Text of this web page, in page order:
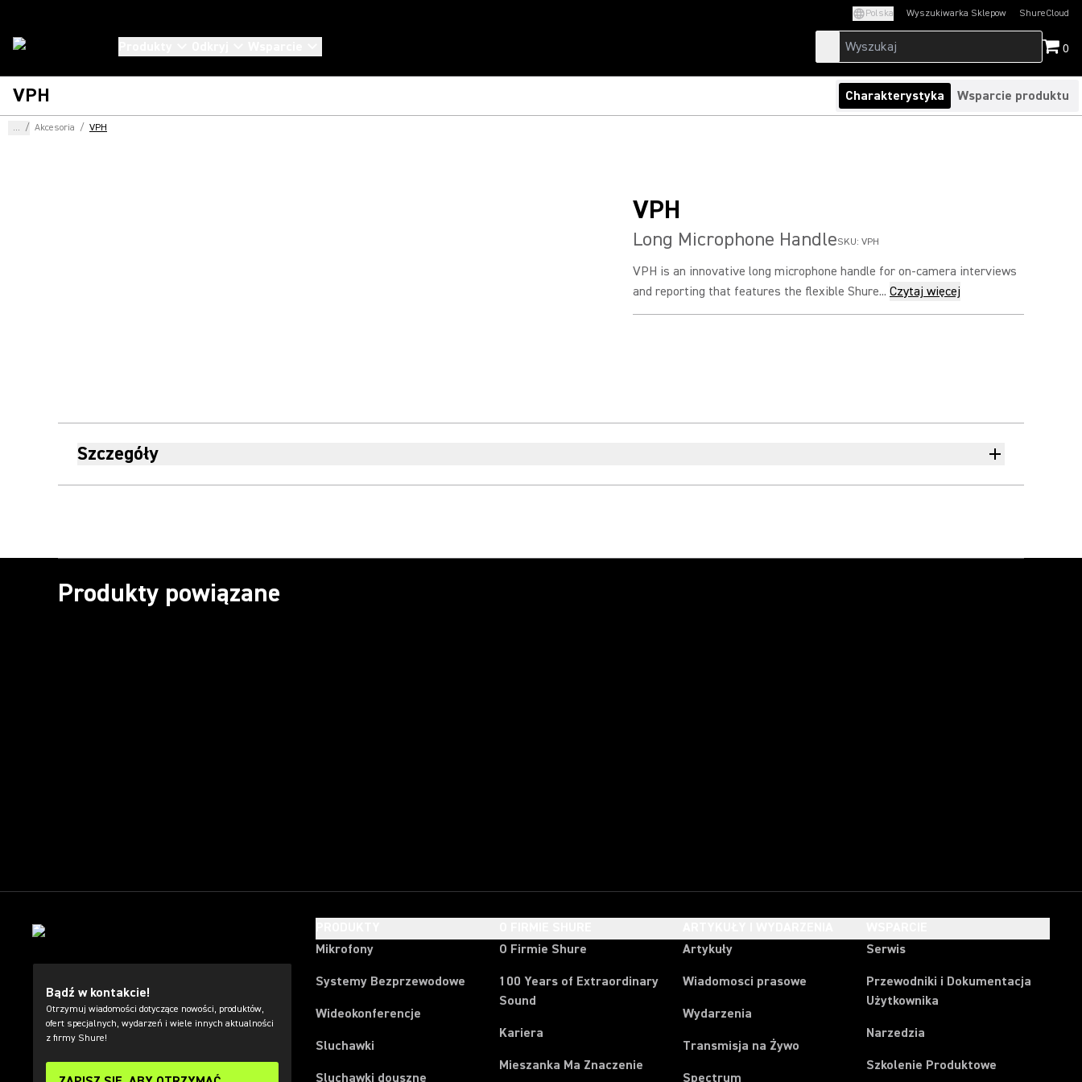
Polska Wyszukiwarka Sklepow ShureCloud
(Opens in a new
0
VPH Charakterystyka Wsparcie produktu
... / Akcesoria / VPH
VPH
Long Microphone HandleSKU: VPH
VPH is an innovative long microphone handle for on-camera interviews
and reporting that features the flexible Shure... Czytaj więcej
Szczegóły
Produkty powiązane
Bądź w kontakcie!
Otrzymuj wiadomości dotyczące nowości, produktów,
ofert specjalnych, wydarzeń i wiele innych aktualności
z firmy Shure!
Mikrofony
Systemy Bezprzewodowe
Wideokonferencje
Sluchawki
Sluchawki douszne
O Firmie Shure
100 Years of Extraordinary
Sound
Kariera
Mieszanka Ma Znaczenie
Artykuły
Wiadomosci prasowe
Wydarzenia
Transmisja na Żywo
Spectrum
Serwis
Przewodniki i Dokumentacja
Użytkownika
Narzedzia
Szkolenie Produktowe